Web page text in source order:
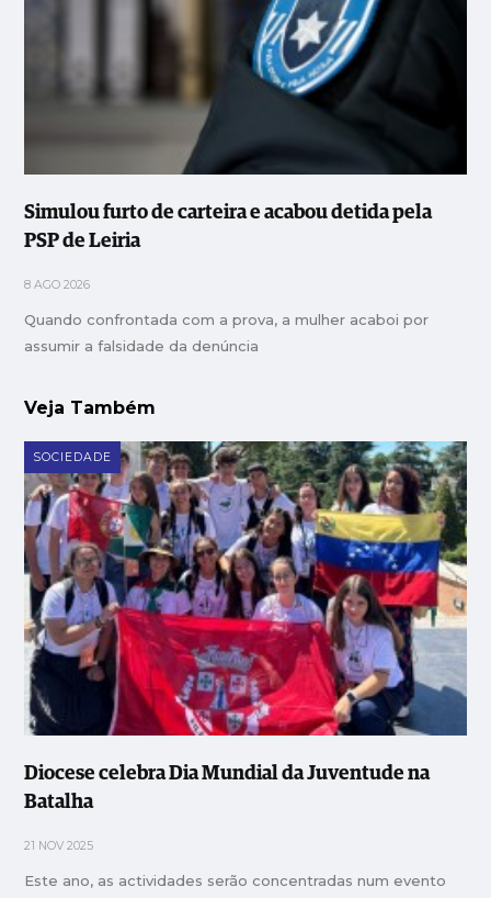
Simulou furto de carteira e acabou detida pela
PSP de Leiria
8 AGO 2026
Quando confrontada com a prova, a mulher acaboi por
assumir a falsidade da denúncia
Veja Também
SOCIEDADE
Diocese celebra Dia Mundial da Juventude na
Batalha
21 NOV 2025
Este ano, as actividades serão concentradas num evento